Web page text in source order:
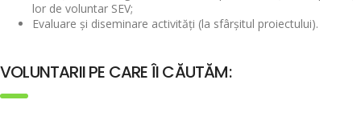
lor de voluntar SEV;
Evaluare și diseminare activități (la sfârșitul proiectului).
VOLUNTARII PE CARE ÎI CĂUTĂM: